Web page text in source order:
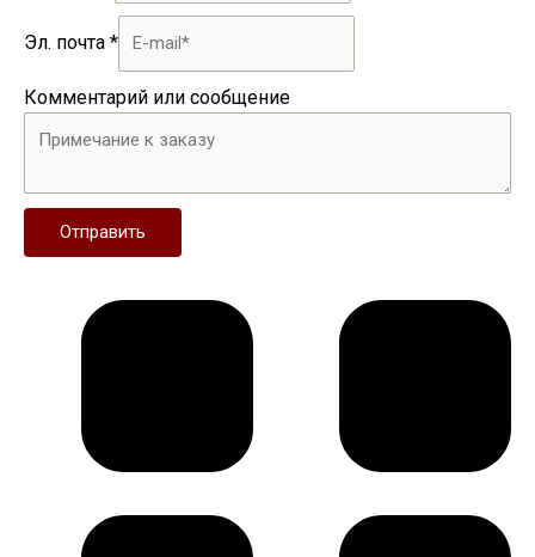
Эл. почта *
Комментарий или сообщение
Отправить